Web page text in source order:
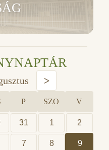
>
P SZO V
31 1 2
7 8 9